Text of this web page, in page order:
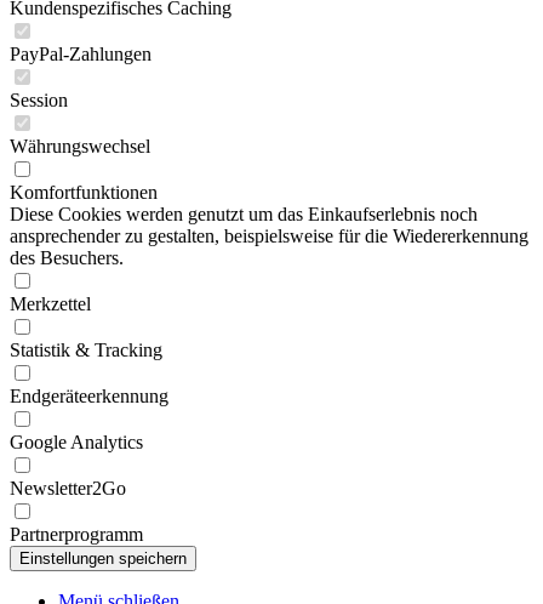
Kundenspezifisches Caching
PayPal-Zahlungen
Session
Währungswechsel
Komfortfunktionen
Diese Cookies werden genutzt um das Einkaufserlebnis noch
ansprechender zu gestalten, beispielsweise für die Wiedererkennung
des Besuchers.
Merkzettel
Statistik & Tracking
Endgeräteerkennung
Google Analytics
Newsletter2Go
Partnerprogramm